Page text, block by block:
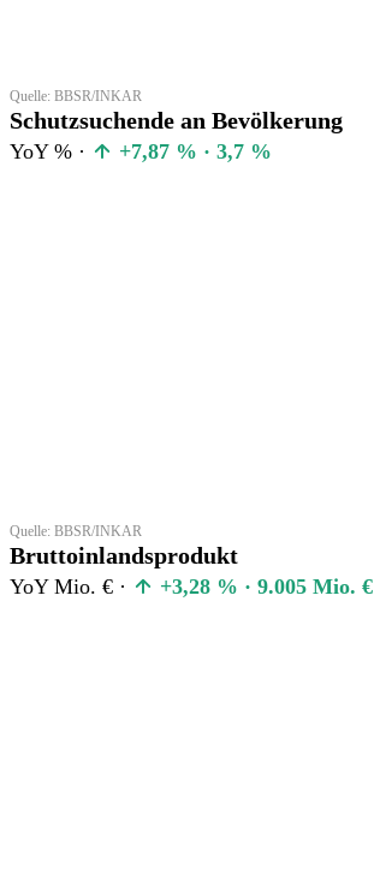
Quelle: BBSR/INKAR
Schutzsuchende an Bevölkerung
YoY % · +7,87 % · 3,7 %
Quelle: BBSR/INKAR
Bruttoinlandsprodukt
YoY Mio. € · +3,28 % · 9.005 Mio. €